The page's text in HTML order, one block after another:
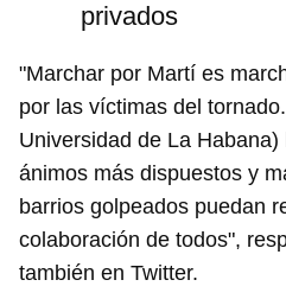
privados
"Marchar por Martí es
por las víctimas del
Universidad de La
ánimos más dispuestos y
barrios golpeados puedan
colaboración de todos",
también en Twitter.